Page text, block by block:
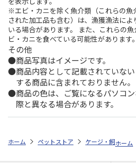
※エビ・カニを除く魚介類（これらの魚
された加工品も含む）は、漁獲漁法によ
いる場合があります。 また、これらの
ビ・カニを食べている可能性があります。
その他
商品写真はイメージです。
商品内容として記載されていな
する商品に含まれておりません。
商品の色は、ご覧になるパソコ
際と異なる場合があります。
ホーム ペットストア ケージ・飼育その
ホーム